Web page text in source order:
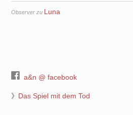
Observer zu Luna
a&n @ facebook
》 Das Spiel mit dem Tod